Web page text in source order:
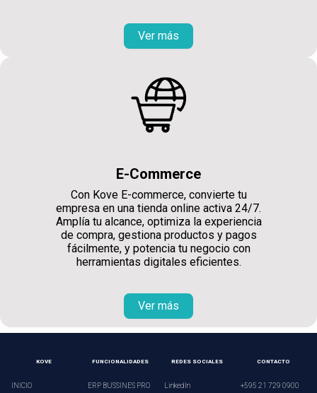
Ver más
E-Commerce
Con Kove E-commerce, convierte tu
empresa en una tienda online activa 24/7.
Amplía tu alcance, optimiza la experiencia
de compra, gestiona productos y pagos
fácilmente, y potencia tu negocio con
herramientas digitales eficientes.
Ver más
KOVE
INICIO
FUNCIONALIDADES
ERP BUSSINES PRO
REDES SOCIALES
LinkedIn
CONTACTO
+595 21 729 0900